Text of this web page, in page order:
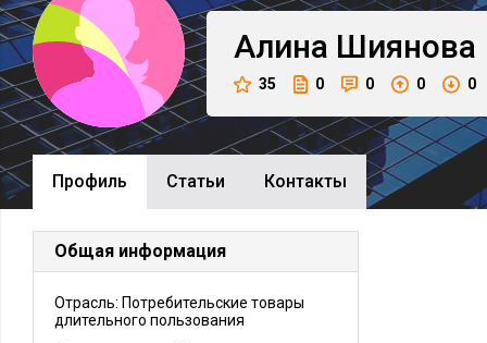
Алина Шиянова
35 0 0 0 0
Профиль Cтатьи Контакты
Общая информация
Отрасль: Потребительские товары
длительного пользования